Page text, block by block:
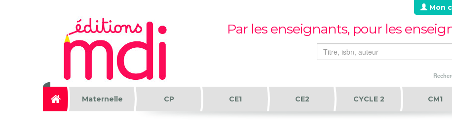
Mon
Par les enseignants, pour les
Maternelle CP CE1 CE2 CYCLE 2 CM1